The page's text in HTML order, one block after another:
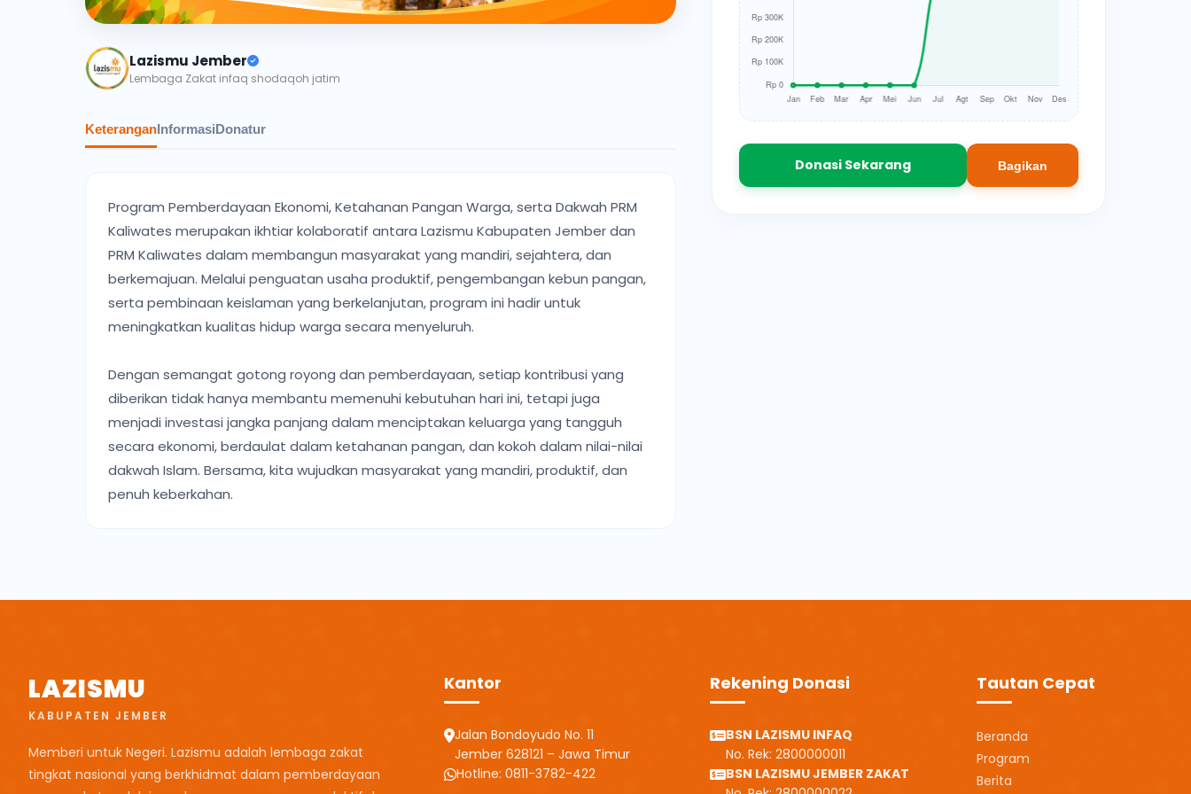
Lazismu Jember
Lembaga Zakat infaq shodaqoh jatim
KeteranganInformasiDonatur
Program Pemberdayaan Ekonomi, Ketahanan Pangan Warga, serta Dakwah PRM
Kaliwates merupakan ikhtiar kolaboratif antara Lazismu Kabupaten Jember dan
PRM Kaliwates dalam membangun masyarakat yang mandiri, sejahtera, dan
berkemajuan. Melalui penguatan usaha produktif, pengembangan kebun pangan,
serta pembinaan keislaman yang berkelanjutan, program ini hadir untuk
meningkatkan kualitas hidup warga secara menyeluruh.
Dengan semangat gotong royong dan pemberdayaan, setiap kontribusi yang
diberikan tidak hanya membantu memenuhi kebutuhan hari ini, tetapi juga
menjadi investasi jangka panjang dalam menciptakan keluarga yang tangguh
secara ekonomi, berdaulat dalam ketahanan pangan, dan kokoh dalam nilai-nilai
dakwah Islam. Bersama, kita wujudkan masyarakat yang mandiri, produktif, dan
penuh keberkahan.
Donasi Sekarang Bagikan
LAZISMU
KABUPATEN JEMBER
Memberi untuk Negeri. Lazismu adalah lembaga zakat
tingkat nasional yang berkhidmat dalam pemberdayaan
Kantor
Jalan Bondoyudo No. 11
Jember 628121 – Jawa Timur
Hotline: 0811-3782-422
Rekening Donasi
BSN LAZISMU INFAQ
No. Rek: 2800000011
BSN LAZISMU JEMBER ZAKAT
Tautan Cepat
Beranda
Program
Berita